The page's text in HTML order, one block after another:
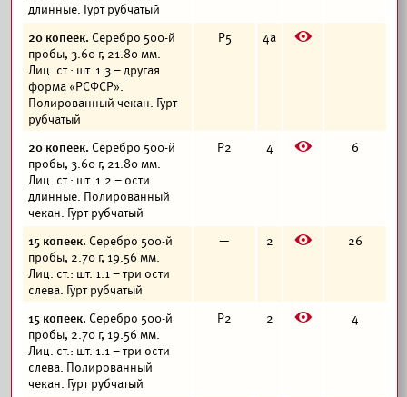
длинные. Гурт рубчатый
20 копеек. Серебро 500-й
пробы, 3.60 г, 21.80 мм.
Лиц. ст.: шт. 1.3 – другая
форма «РСФСР».
Полированный чекан. Гурт
рубчатый
Р5 4а E
20 копеек. Серебро 500-й
пробы, 3.60 г, 21.80 мм.
Лиц. ст.: шт. 1.2 – ости
длинные. Полированный
чекан. Гурт рубчатый
Р2 4 E 6
15 копеек. Серебро 500-й
пробы, 2.70 г, 19.56 мм.
Лиц. ст.: шт. 1.1 – три ости
слева. Гурт рубчатый
— 2 E 26
15 копеек. Серебро 500-й
пробы, 2.70 г, 19.56 мм.
Лиц. ст.: шт. 1.1 – три ости
слева. Полированный
чекан. Гурт рубчатый
Р2 2 E 4